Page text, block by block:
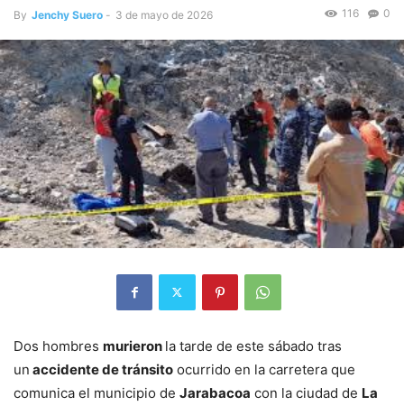
By Jenchy Suero - 3 de mayo de 2026 0
116
Dos hombres murieron la tarde de este sábado tras
un accidente de tránsito ocurrido en la carretera que
comunica el municipio de Jarabacoa con la ciudad de La